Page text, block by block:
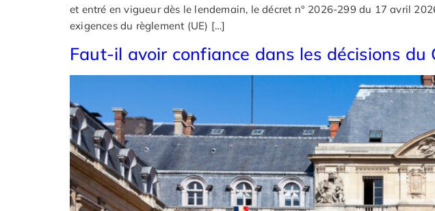
et entré en vigueur dès le lendemain, le décret n° 2026-299 du 17 avril
exigences du règlement (UE) […]
Faut-il avoir confiance dans les décisions du